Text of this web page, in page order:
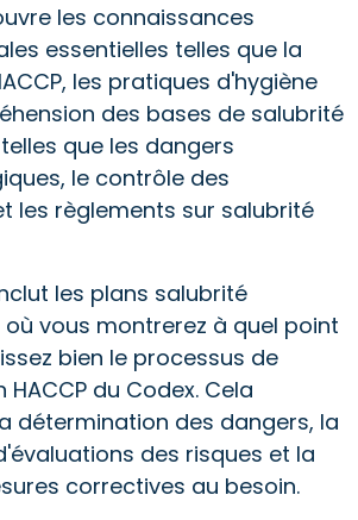
les connaissances
essentielles telles que la
les pratiques d'hygiène
des bases de salubrité
que les dangers
le contrôle des
les règlements sur salubrité
les plans salubrité
vous montrerez à quel point
bien le processus de
du Codex. Cela
détermination des dangers, la
des risques et la
correctives au besoin.